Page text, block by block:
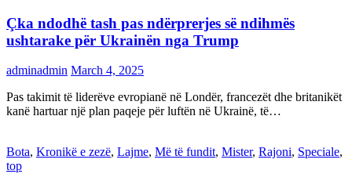
Çka ndodhë tash pas ndërprerjes së ndihmës
ushtarake për Ukrainën nga Trump
adminadmin March 4, 2025
Pas takimit të liderëve evropianë në Londër, francezët dhe britanikët
kanë hartuar një plan paqeje për luftën në Ukrainë, të…
Bota, Kronikë e zezë, Lajme, Më të fundit, Mister, Rajoni, Speciale,
top